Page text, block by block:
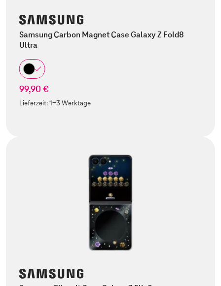
Samsung Carbon Magnet Case Galaxy Z Fold8
Ultra
99,90 €
Lieferzeit:1-3 Werktage